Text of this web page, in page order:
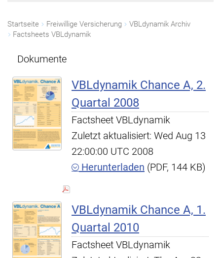
Startseite Freiwillige Versicherung
VBLdynamik Archiv
Factsheets VBLdynamik
Dokumente
VBLdynamik Chance A, 2.
Quartal 2008
Factsheet VBLdynamik
Zuletzt aktualisiert: Wed Aug 13
22:00:00 UTC 2008
Herunterladen (PDF, 144 KB)
VBLdynamik Chance A, 1.
Quartal 2010
Factsheet VBLdynamik